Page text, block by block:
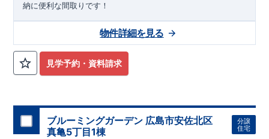
納に便利な間取りです！
見学予約・資料請求
物件詳細を見る
ブルーミングガーデン 広島市安佐北区
真亀5丁目1棟
分譲
住宅